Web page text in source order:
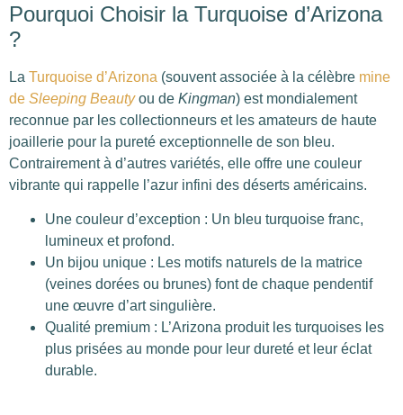
Pourquoi Choisir la Turquoise d’Arizona
?
La Turquoise d’Arizona (souvent associée à la célèbre mine
de Sleeping Beautyou de Kingman) est mondialement
reconnue par les collectionneurs et les amateurs de haute
joaillerie pour la pureté exceptionnelle de son bleu.
Contrairement à d’autres variétés, elle offre une couleur
vibrante qui rappelle l’azur infini des déserts américains.
Une couleur d’exception : Un bleu turquoise franc,
lumineux et profond.
Un bijou unique : Les motifs naturels de la matrice
(veines dorées ou brunes) font de chaque pendentif
une œuvre d’art singulière.
Qualité premium : L’Arizona produit les turquoises les
plus prisées au monde pour leur dureté et leur éclat
durable.